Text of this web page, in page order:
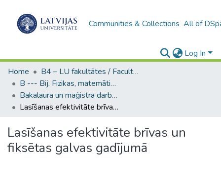
Communities & Collections All of
Log In
Home
B4 – LU fakultātes / Faculties of the UL
B --- Bij. Fizikas, matemātikas un optometrijas fakultātes studentu noslēguma darbi / Faculty of Physics, Mathematics and Optometry - Graduate works
Bakalaura un maģistra darbi (FMOF) / Bachelor's and Master's theses
Lasīšanas efektivitāte brīvas un fiksētas galvas gadījumā
Lasīšanas efektivitāte brīvas un
fiksētas galvas gadījumā